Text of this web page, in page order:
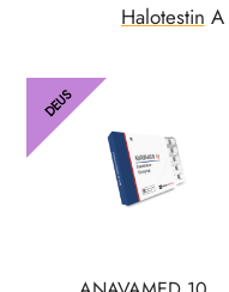
Halotestin A
DEUS